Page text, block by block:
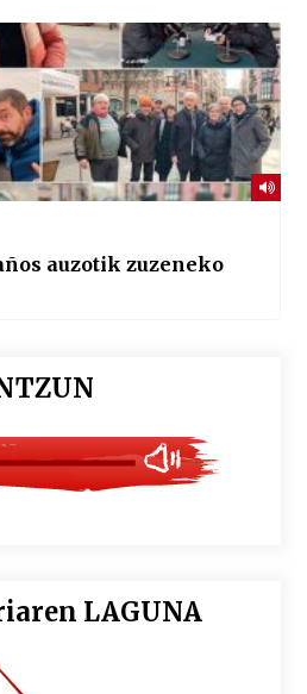
auzotik zuzeneko
LAGUNA